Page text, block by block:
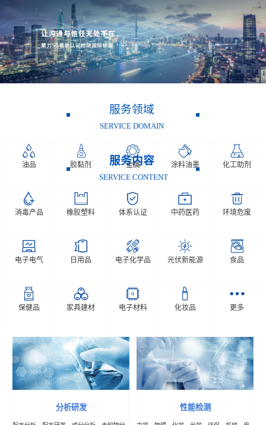
服务领域
SERVICE DOMAIN
油品 胶黏剂 金属 涂料油墨 化工助剂
消毒产品 橡胶塑料 体系认证 中药医药 环境危废
电子电气 日用品 电子化学品 光伏新能源 食品
保健品 家具建材 电子材料 化妆品 更多
服务内容
SERVICE CONTENT
分析研发 性能检测